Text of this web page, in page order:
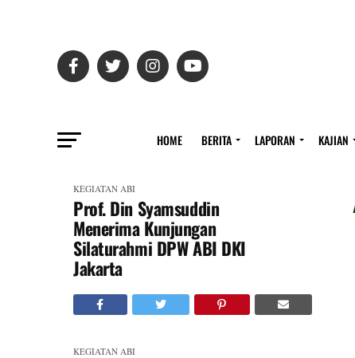
HOME BERITA LAPORAN KAJIAN
KEGIATAN ABI
Prof. Din Syamsuddin
Menerima Kunjungan
Silaturahmi DPW ABI DKI
Jakarta
KEGIATAN ABI